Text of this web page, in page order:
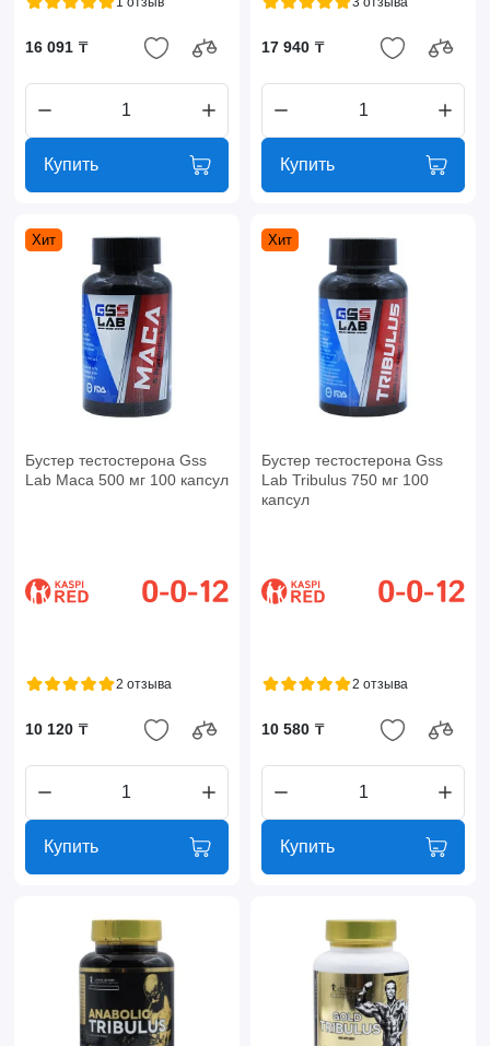
16 091 ₸
Купить
17 940 ₸
Купить
Хит
Бустер тестостерона Gss
Lab Maca 500 мг 100 капсул
2 отзыва
10 120 ₸
Купить
Хит
Бустер тестостерона Gss
Lab Tribulus 750 мг 100
капсул
2 отзыва
10 580 ₸
Купить